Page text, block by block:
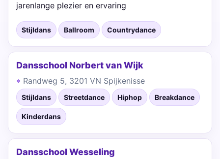
jarenlange plezier en ervaring
Stijldans Ballroom Countrydance
Dansschool Norbert van Wijk
Randweg 5, 3201 VN Spijkenisse
Stijldans Streetdance Hiphop Breakdance
Kinderdans
Dansschool Wesseling